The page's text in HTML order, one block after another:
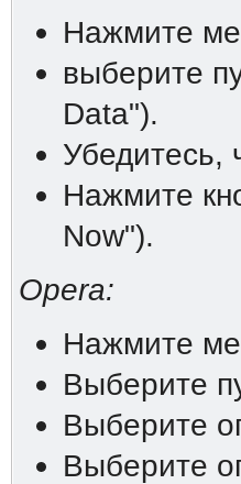
Нажмите
выберите
Data").
Убедитесь,
Нажмите
Now").
Opera:
Нажмите
Выберите
Выберите
Выберите